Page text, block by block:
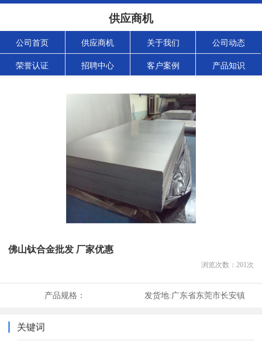
供应商机
公司首页 供应商机 关于我们 公司动态
荣誉认证 招聘中心 客户案例 产品知识
佛山钛合金批发 厂家优惠
浏览次数： 201次
产品规格： 发货地:广东省东莞市长安镇
关键词